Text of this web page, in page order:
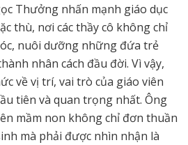
Thưởng nhấn mạnh giáo dục
thù, nơi các thầy cô không chỉ
nuôi dưỡng những đứa trẻ
nhân cách đầu đời. Vì vậy,
về vị trí, vai trò của giáo viên
tiên và quan trọng nhất. Ông
mầm non không chỉ đơn thuần
mà phải được nhìn nhận là